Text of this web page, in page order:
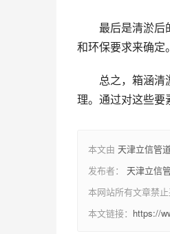
最后是清淤后
和环保要求来确定。
总之，箱涵清
理。通过对这些要
本文由 天津立信管
发布者： 天津立信
本网站所有文章禁
本文链接： https://